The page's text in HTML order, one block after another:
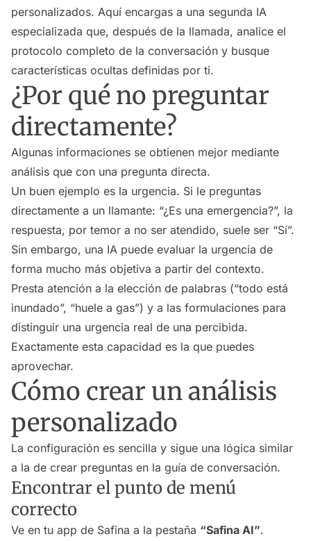
personalizados. Aquí encargas a una segunda IA
especializada que, después de la llamada, analice el
protocolo completo de la conversación y busque
características ocultas definidas por ti.
¿Por qué no preguntar
directamente?
Algunas informaciones se obtienen mejor mediante
análisis que con una pregunta directa.
Un buen ejemplo es la urgencia. Si le preguntas
directamente a un llamante: “¿Es una emergencia?”, la
respuesta, por temor a no ser atendido, suele ser “Sí”.
Sin embargo, una IA puede evaluar la urgencia de
forma mucho más objetiva a partir del contexto.
Presta atención a la elección de palabras (“todo está
inundado”, “huele a gas”) y a las formulaciones para
distinguir una urgencia real de una percibida.
Exactamente esta capacidad es la que puedes
aprovechar.
Cómo crear un análisis
personalizado
La configuración es sencilla y sigue una lógica similar
a la de crear preguntas en la guía de conversación.
Encontrar el punto de menú
correcto
Ve en tu app de Safina a la pestaña “Safina AI”.